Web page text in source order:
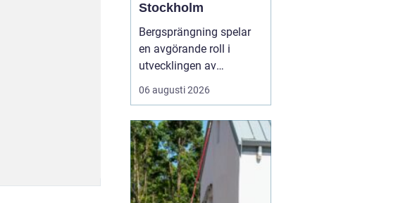
Stockholm
Bergsprängning spelar
en avgörande roll i
utvecklingen av
moderna städer och
infrastruktur, särskilt i en
Stockholm. Genom en
kombination av teknisk
skicklighet och precision
skapas utrymme för nya
06 augusti 2026